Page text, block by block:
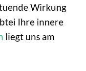
Wirkung
Ihre innere
liegt uns am